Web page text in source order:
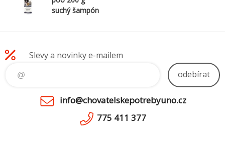
suchý šampón
Slevy a novinky e-mailem
odebírat
info@chovatelskepotrebyuno.cz
775 411 377